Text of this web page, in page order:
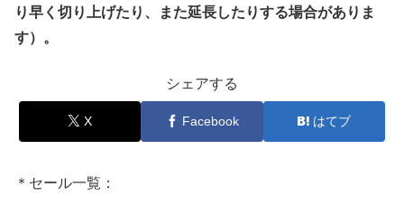
り早く切り上げたり、また延長したりする場合がありま
す）。
シェアする
X Facebook はてブ
＊セール一覧：